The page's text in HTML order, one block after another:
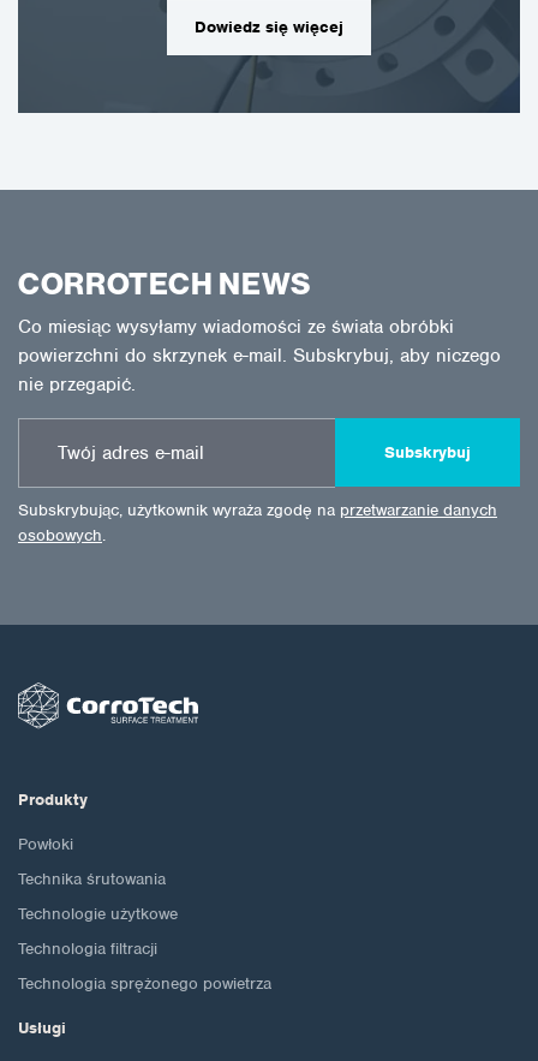
Dowiedz się więcej
CORROTECH NEWS
Co miesiąc wysyłamy wiadomości ze świata obróbki
powierzchni do skrzynek e-mail. Subskrybuj, aby niczego
nie przegapić.
Subskrybuj
Subskrybując, użytkownik wyraża zgodę na przetwarzanie danych
osobowych.
Produkty
Powłoki
Technika śrutowania
Technologie użytkowe
Technologia filtracji
Technologia sprężonego powietrza
Usługi